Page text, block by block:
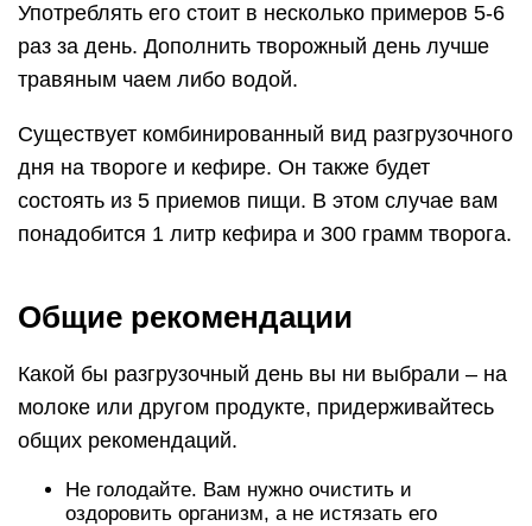
Употреблять его стоит в несколько примеров 5-6
раз за день. Дополнить творожный день лучше
травяным чаем либо водой.
Существует комбинированный вид разгрузочного
дня на твороге и кефире. Он также будет
состоять из 5 приемов пищи. В этом случае вам
понадобится 1 литр кефира и 300 грамм творога.
Общие рекомендации
Какой бы разгрузочный день вы ни выбрали – на
молоке или другом продукте, придерживайтесь
общих рекомендаций.
Не голодайте. Вам нужно очистить и
оздоровить организм, а не истязать его